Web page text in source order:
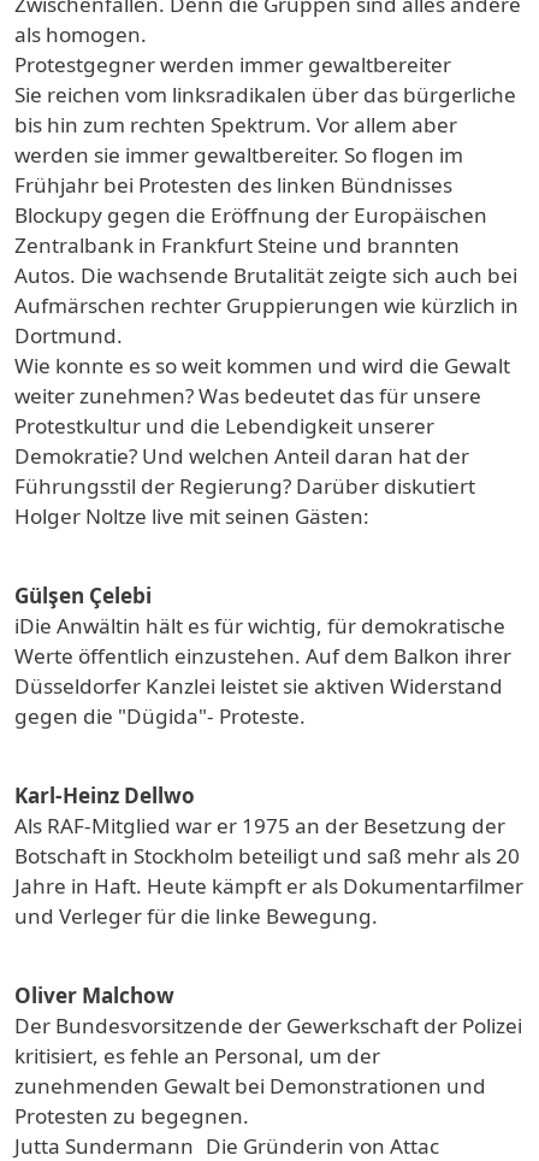
als homogen.
Protestgegner werden immer gewaltbereiter
Sie reichen vom linksradikalen über das bürgerliche
bis hin zum rechten Spektrum. Vor allem aber
werden sie immer gewaltbereiter. So flogen im
Frühjahr bei Protesten des linken Bündnisses
Blockupy gegen die Eröffnung der Europäischen
Zentralbank in Frankfurt Steine und brannten
Autos. Die wachsende Brutalität zeigte sich auch bei
Aufmärschen rechter Gruppierungen wie kürzlich in
Dortmund.
Wie konnte es so weit kommen und wird die Gewalt
weiter zunehmen? Was bedeutet das für unsere
Protestkultur und die Lebendigkeit unserer
Demokratie? Und welchen Anteil daran hat der
Führungsstil der Regierung? Darüber diskutiert
Holger Noltze live mit seinen Gästen:
Gülşen Çelebi
iDie Anwältin hält es für wichtig, für demokratische
Werte öffentlich einzustehen. Auf dem Balkon ihrer
Düsseldorfer Kanzlei leistet sie aktiven Widerstand
gegen die "Dügida"- Proteste.
Karl-Heinz Dellwo
Als RAF-Mitglied war er 1975 an der Besetzung der
Botschaft in Stockholm beteiligt und saß mehr als 20
Jahre in Haft. Heute kämpft er als Dokumentarfilmer
und Verleger für die linke Bewegung.
Oliver Malchow
Der Bundesvorsitzende der Gewerkschaft der Polizei
kritisiert, es fehle an Personal, um der
zunehmenden Gewalt bei Demonstrationen und
Protesten zu begegnen.
Jutta Sundermann Die Gründerin von Attac